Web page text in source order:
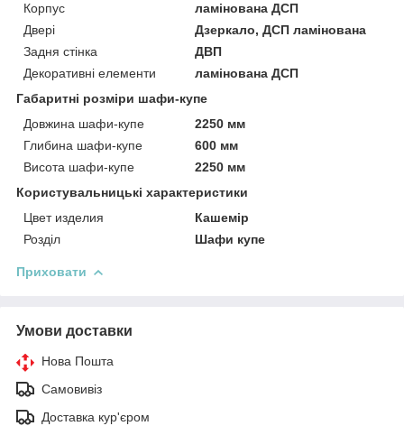
Корпус
ламінована ДСП
Двері
Дзеркало, ДСП ламінована
Задня стінка
ДВП
Декоративні елементи
ламінована ДСП
Габаритні розміри шафи-купе
Довжина шафи-купе
2250 мм
Глибина шафи-купе
600 мм
Висота шафи-купе
2250 мм
Користувальницькі характеристики
Цвет изделия
Кашемір
Розділ
Шафи купе
Приховати
Умови доставки
Нова Пошта
Самовивіз
Доставка кур'єром